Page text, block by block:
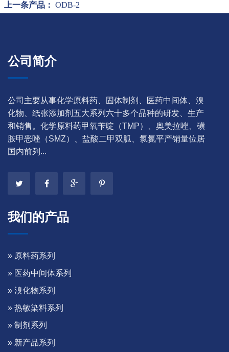
上一条产品： ODB-2
公司简介
公司主要从事化学原料药、固体制剂、医药中间体、溴
化物、纸张添加剂五大系列六十多个品种的研发、生产
和销售。化学原料药甲氧苄啶（TMP）、奥美拉唑、磺
胺甲恶唑（SMZ）、盐酸二甲双胍、氯氮平产销量位居
国内前列...
我们的产品
» 原料药系列
» 医药中间体系列
» 溴化物系列
» 热敏染料系列
» 制剂系列
» 新产品系列